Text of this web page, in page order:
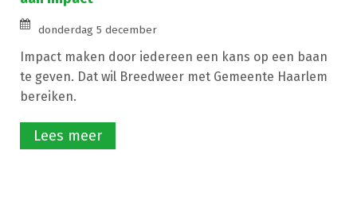
donderdag 5 december
Impact maken door iedereen een kans op een baan
te geven. Dat wil Breedweer met Gemeente Haarlem
bereiken.
Lees meer